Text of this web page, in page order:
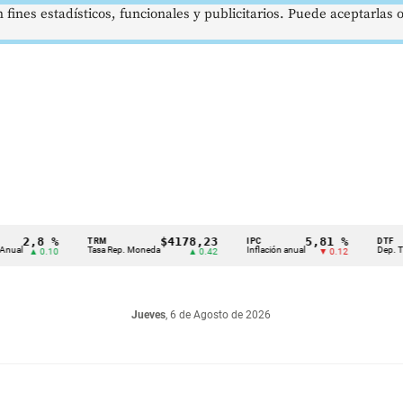
%
0.10
TRM
Tasa Rep. Moneda
$4178,23
▲ 0.42
IPC
Inflación anual
5,81 %
▼ 0.12
DTF
Dep. Término
Jueves, 6 de Agosto de 2026
estadísticos, funcionales y publicitarios. Puede aceptarlas